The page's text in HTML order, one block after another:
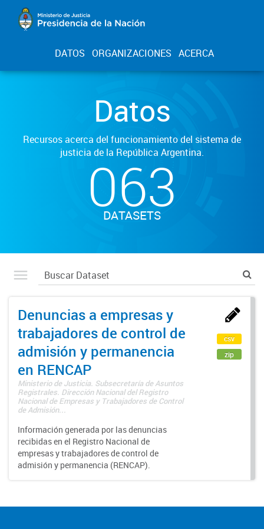
DATOS ORGANIZACIONES ACERCA
Datos
Recursos acerca del funcionamiento del sistema de
justicia de la República Argentina.
063
DATASETS
Denuncias a empresas y
trabajadores de control de
admisión y permanencia
en RENCAP
Ministerio de Justicia. Subsecretaría de Asuntos
Registrales. Dirección Nacional del Registro
Nacional de Empresas y Trabajadores de Control
de Admisión...
Información generada por las denuncias
recibidas en el Registro Nacional de
empresas y trabajadores de control de
admisión y permanencia (RENCAP).
csv
zip